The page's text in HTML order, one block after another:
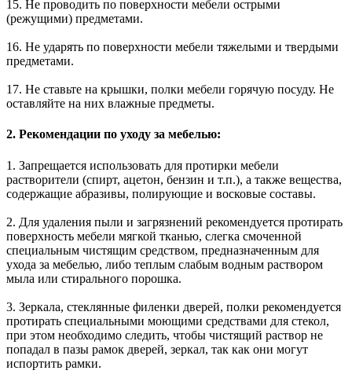
15. Не проводить по поверхности мебели острыми
(режущими) предметами.
16. Не ударять по поверхности мебели тяжелыми и твердыми
предметами.
17. Не ставьте на крышки, полки мебели горячую посуду. Не
оставляйте на них влажные предметы.
2. Рекомендации по уходу за мебелью:
1. Запрещается использовать для протирки мебели
растворители (спирт, ацетон, бензин и т.п.), а также вещества,
содержащие абразивы, полирующие и восковые составы.
2. Для удаления пыли и загрязнений рекомендуется протирать
поверхность мебели мягкой тканью, слегка смоченной
специальным чистящим средством, предназначенным для
ухода за мебелью, либо теплым слабым водным раствором
мыла или стирального порошка.
3. Зеркала, стеклянные филенки дверей, полки рекомендуется
протирать специальными моющими средствами для стекол,
при этом необходимо следить, чтобы чистящий раствор не
попадал в пазы рамок дверей, зеркал, так как они могут
испортить рамки.